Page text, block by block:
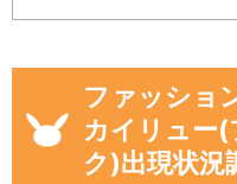
ファッショ
カイリュー
ク)出現状況